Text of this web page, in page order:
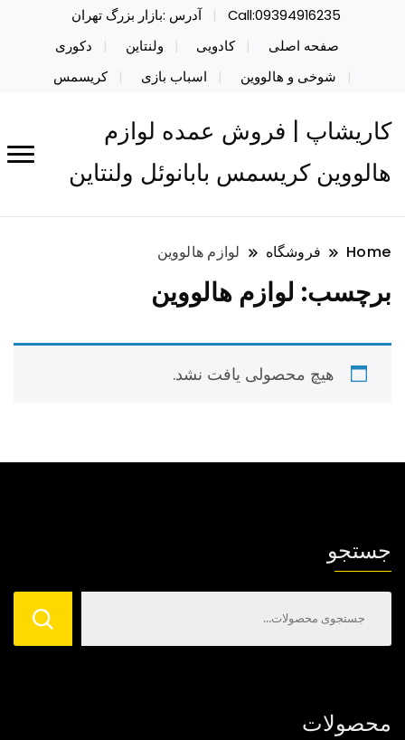
Call:09394916235
آدرس :بازار بزرگ تهران
صفحه اصلی
کادویی ولنتاین
دکوری
شوخی و هالووین
اسباب بازی کریسمس
کاریشاپ | فروش عمده لوازم
هالووین کریسمس بابانوئل ولنتاین
Home فروشگاه لوازم هالووین
برچسب: لوازم هالووین
هیچ محصولی یافت نشد.
جستجو
محصولات